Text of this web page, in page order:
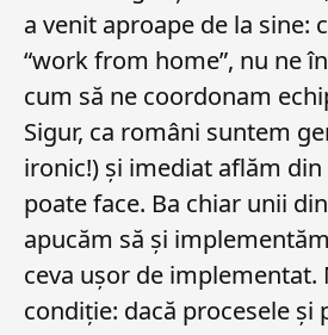
a venit aproape de la sine:
“work from home”, nu ne
cum să ne coordonam
Sigur, ca români suntem
ironic!) și imediat aflăm din
poate face. Ba chiar unii
apucăm să și
ceva ușor de implementat.
condiție: dacă procesele și